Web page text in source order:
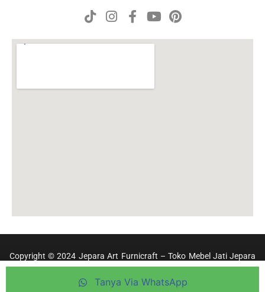
Tanya Via WhatsApp
Copyright © 2024 Jepara Art Furnicraft – Toko Mebel Jati Jepara
Terpercaya